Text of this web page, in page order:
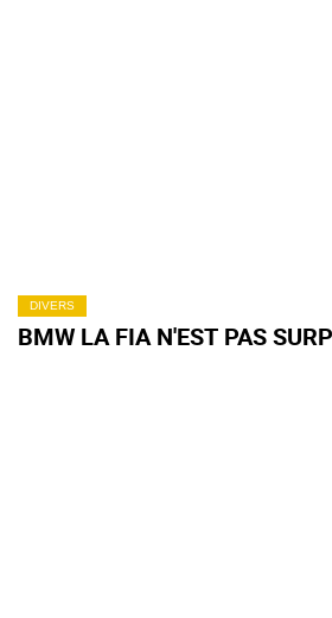
DIVERS
BMW LA FIA N'EST PAS